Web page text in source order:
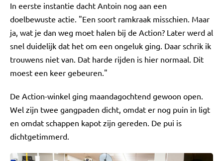
In eerste instantie dacht Antoin nog aan een
doelbewuste actie. "Een soort ramkraak misschien. Maar
ja, wat je dan weg moet halen bij de Action? Later werd al
snel duidelijk dat het om een ongeluk ging. Daar schrik ik
trouwens niet van. Dat harde rijden is hier normaal. Dit
moest een keer gebeuren."
De Action-winkel ging maandagochtend gewoon open.
Wel zijn twee gangpaden dicht, omdat er nog puin in ligt
en omdat schappen kapot zijn gereden. De pui is
dichtgetimmerd.